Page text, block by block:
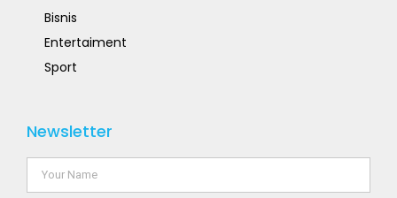
Bisnis
Entertaiment
Sport
Newsletter